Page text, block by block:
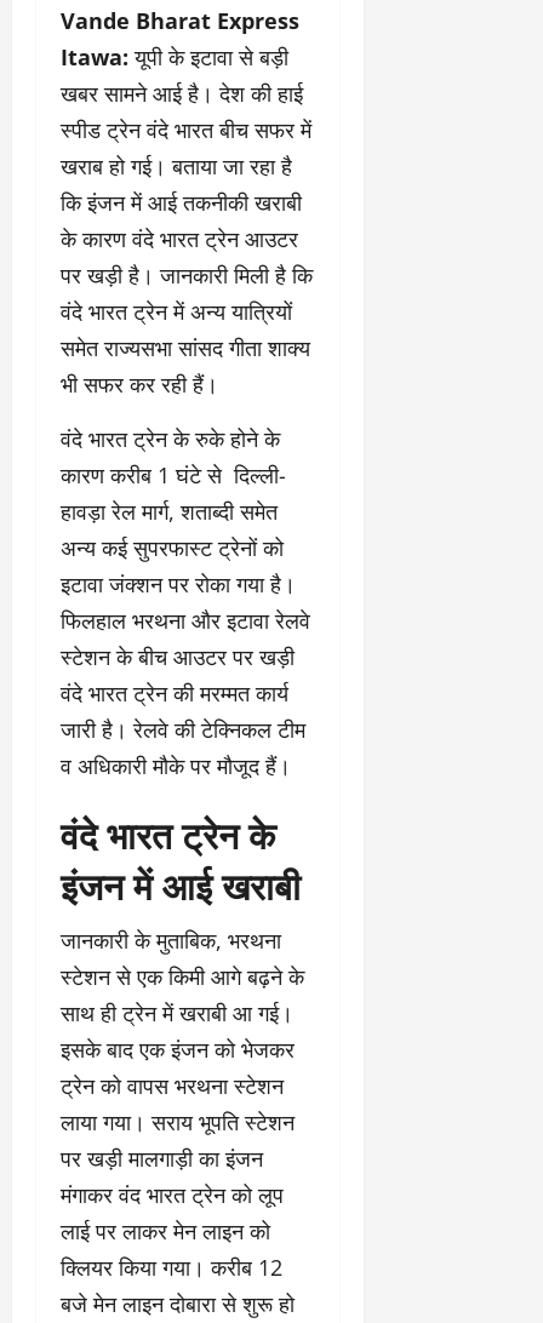
Vande Bharat Express
Itawa:यूपी के इटावा से बड़ी
खबर सामने आई है। देश की हाई
स्पीड ट्रेन वंदे भारत बीच सफर में
खराब हो गई। बताया जा रहा है
कि इंजन में आई तकनीकी खराबी
के कारण वंदे भारत ट्रेन आउटर
पर खड़ी है। जानकारी मिली है कि
वंदे भारत ट्रेन में अन्य यात्रियों
समेत राज्यसभा सांसद गीता शाक्य
भी सफर कर रही हैं।
वंदे भारत ट्रेन के रुके होने के
कारण करीब 1 घंटे से दिल्ली-
हावड़ा रेल मार्ग, शताब्दी समेत
अन्य कई सुपरफास्ट ट्रेनों को
इटावा जंक्शन पर रोका गया है।
फिलहाल भरथना और इटावा रेलवे
स्टेशन के बीच आउटर पर खड़ी
वंदे भारत ट्रेन की मरम्मत कार्य
जारी है। रेलवे की टेक्निकल टीम
व अधिकारी मौके पर मौजूद हैं।
वंदे भारत ट्रेन के
इंजन में आई खराबी
जानकारी के मुताबिक, भरथना
स्टेशन से एक किमी आगे बढ़ने के
साथ ही ट्रेन में खराबी आ गई।
इसके बाद एक इंजन को भेजकर
ट्रेन को वापस भरथना स्टेशन
लाया गया। सराय भूपति स्टेशन
पर खड़ी मालगाड़ी का इंजन
मंगाकर वंद भारत ट्रेन को लूप
लाई पर लाकर मेन लाइन को
क्लियर किया गया। करीब 12
बजे मेन लाइन दोबारा से शुरू हो